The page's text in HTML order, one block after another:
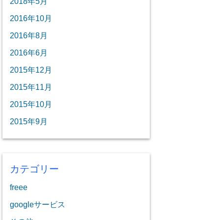
2016年10月
2016年8月
2016年6月
2015年12月
2015年11月
2015年10月
2015年9月
カテゴリー
freee
googleサービス